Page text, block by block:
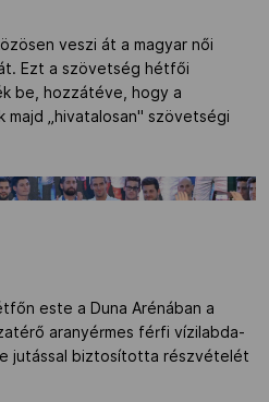
veszi át a magyar női
Ezt a szövetség hétfői
be, hozzátéve, hogy a
„hivatalosan" szövetségi
este a Duna Arénában a
aranyérmes férfi vízilabda-
jutással biztosította részvételét